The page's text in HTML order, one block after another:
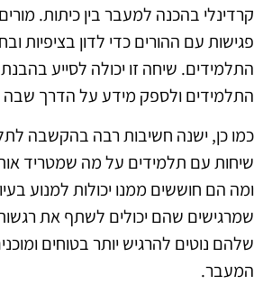
קרדינלי בהכנה למעבר בין כיתות.
פגישות עם ההורים כדי לדון בציפיות
התלמידים. שיחה זו יכולה לסייע
התלמידים ולספק מידע על הדרך שבה
כמו כן, ישנה חשיבות רבה בהקשבה
שיחות עם תלמידים על מה שמטריד
ומה הם חוששים ממנו יכולות למנוע
שמרגישים שהם יכולים לשתף את
שלהם נוטים להרגיש יותר בטוחים
המעבר.